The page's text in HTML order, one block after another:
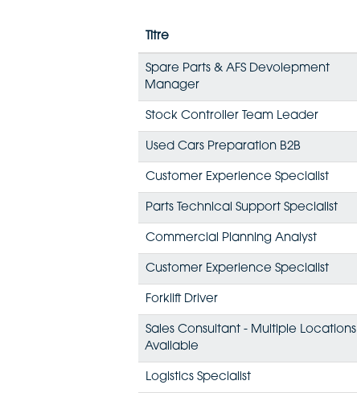
Titre
Spare Parts & AFS Devolepment
Manager
Stock Controller Team Leader
Used Cars Preparation B2B
Customer Experience Specialist
Parts Technical Support Specialist
Commercial Planning Analyst
Customer Experience Specialist
Forklift Driver
Sales Consultant - Multiple Locations
Available
Logistics Specialist